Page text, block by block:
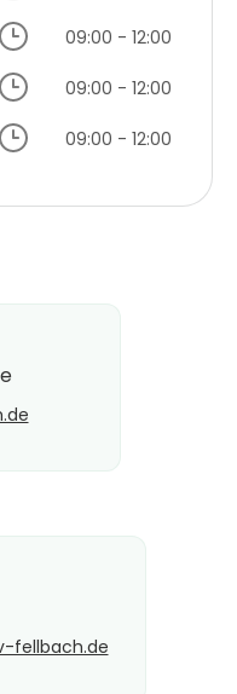
09:00 - 12:00
09:00 - 12:00
09:00 - 12:00
fellbach.de